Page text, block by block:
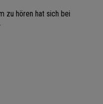
zu hören hat sich bei